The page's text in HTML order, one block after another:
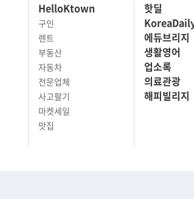
HelloKtown
구인
렌트
부동산
자동차
전문업체
사고팔기
마켓세일
맛집
핫딜
에듀브리지
생활영어
업소록
의료관광
해피빌리지